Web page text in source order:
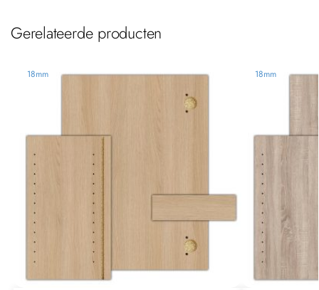
Gerelateerde producten
18mm 18mm